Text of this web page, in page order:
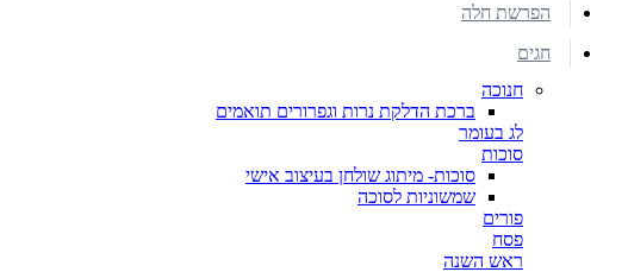
הפרשת חלה
חגים
חנוכה
ברכת הדלקת נרות וגפרורים תואמים
לג בעומר
סוכות
סוכות- מיתוג שולחן בעיצוב אישי
שמשוניות לסוכה
פורים
פסח
ראש השנה